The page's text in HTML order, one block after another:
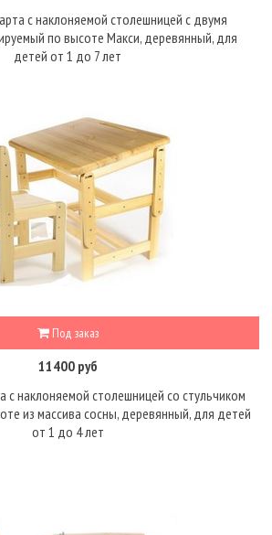
с наклоняемой столешницей с двумя
по высоте Макси, деревянный, для
детей от 1 до 7 лет
Под заказ
11400 руб
с наклоняемой столешницей со стульчиком
из массива сосны, деревянный, для детей
от 1 до 4 лет